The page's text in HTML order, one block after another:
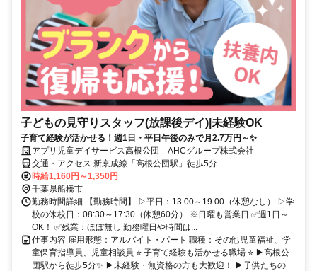
子どもの見守りスタッフ(放課後デイ)|未経験OK
子育て経験が活かせる！週1日・平日午後のみで月2.7万円～✨
アプリ児童デイサービス高根公団 AHCグループ株式会社
交通・アクセス 新京成線「高根公団駅」徒歩5分
時給1,160円～1,350円
千葉県船橋市
勤務時間詳細 【勤務時間】 ▷平日：13:00～19:00（休憩なし） ▷学
校の休校日：08:30～17:30（休憩60分） ※日曜も営業日 ✅週1日～
OK！ ✅残業：ほぼ無し 勤務曜日や時間は...
仕事内容 雇用形態：アルバイト・パート 職種：その他児童福祉、学
童保育指導員、児童相談員 ⭐ 子育て経験も活かせる職場 ⭐ ▶高根公
団駅から徒歩5分✨ ▶未経験・無資格の方も大歓迎！ ▶子供たちの